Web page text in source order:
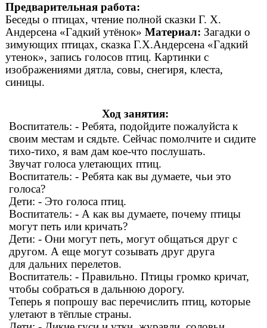
Предварительная работа:
Беседы о птицах, чтение полной сказки Г. X.
Андерсена «Гадкий утёнок»Материал: Загадки о
зимующих птицах, сказка Г.Х.Андерсена «Гадкий
утенок», запись голосов птиц. Картинки с
изображениями дятла, совы, снегиря, клеста,
синицы.
Ход занятия:
Воспитатель: - Ребята, подойдите пожалуйста к
своим местам и сядьте. Сейчас помолчите и сидите
тихо-тихо, я вам дам кое-что послушать.
Звучат голоса улетающих птиц.
Воспитатель: - Ребята как вы думаете, чьи это
голоса?
Дети: - Это голоса птиц.
Воспитатель: - А как вы думаете, почему птицы
могут петь или кричать?
Дети: - Они могут петь, могут общаться друг с
другом. А еще могут созывать друг друга
для дальних перелетов.
Воспитатель: - Правильно. Птицы громко кричат,
чтобы собраться в дальнюю дорогу.
Теперь я попрошу вас перечислить птиц, которые
улетают в тёплые страны.